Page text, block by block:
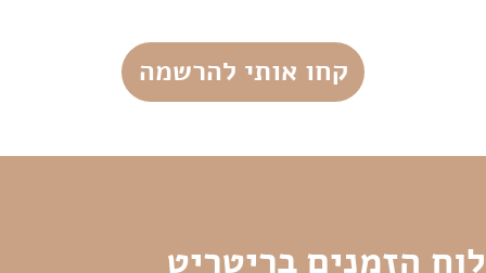
קחו אותי להרשמה
לוח הזמנים בריטריט